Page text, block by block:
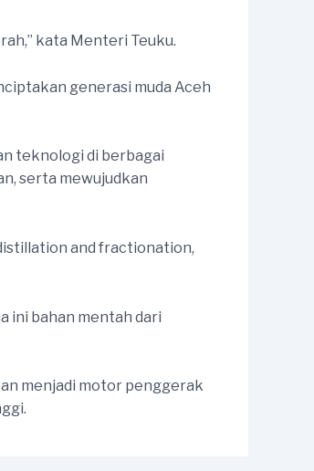
kata Menteri Teuku.
generasi muda Aceh
teknologi di berbagai
serta mewujudkan
and fractionation,
ini bahan mentah dari
menjadi motor penggerak